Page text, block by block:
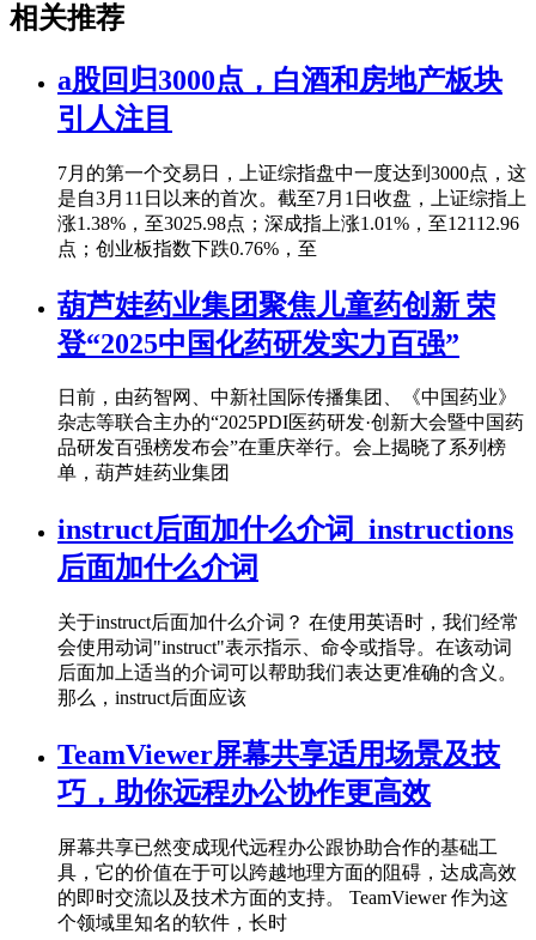
相关推荐
a股回归3000点，白酒和房地产板块
引人注目
7月的第一个交易日，上证综指盘中一度达到3000点，这
是自3月11日以来的首次。截至7月1日收盘，上证综指上
涨1.38%，至3025.98点；深成指上涨1.01%，至12112.96
点；创业板指数下跌0.76%，至
葫芦娃药业集团聚焦儿童药创新 荣
登“2025中国化药研发实力百强”
日前，由药智网、中新社国际传播集团、《中国药业》
杂志等联合主办的“2025PDI医药研发·创新大会暨中国药
品研发百强榜发布会”在重庆举行。会上揭晓了系列榜
单，葫芦娃药业集团
instruct后面加什么介词_instructions
后面加什么介词
关于instruct后面加什么介词？ 在使用英语时，我们经常
会使用动词"instruct"表示指示、命令或指导。在该动词
后面加上适当的介词可以帮助我们表达更准确的含义。
那么，instruct后面应该
TeamViewer屏幕共享适用场景及技
巧，助你远程办公协作更高效
屏幕共享已然变成现代远程办公跟协助合作的基础工
具，它的价值在于可以跨越地理方面的阻碍，达成高效
的即时交流以及技术方面的支持。 TeamViewer 作为这
个领域里知名的软件，长时